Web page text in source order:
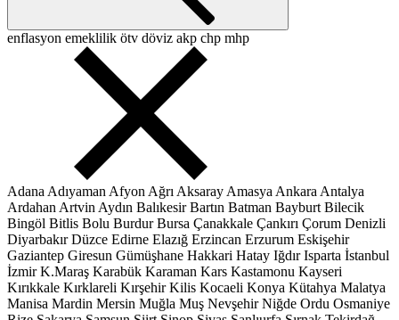
enflasyon emeklilik ötv döviz akp chp mhp
Adana Adıyaman Afyon Ağrı Aksaray Amasya Ankara Antalya
Ardahan Artvin Aydın Balıkesir Bartın Batman Bayburt Bilecik
Bingöl Bitlis Bolu Burdur Bursa Çanakkale Çankırı Çorum Denizli
Diyarbakır Düzce Edirne Elazığ Erzincan Erzurum Eskişehir
Gaziantep Giresun Gümüşhane Hakkari Hatay Iğdır Isparta İstanbul
İzmir K.Maraş Karabük Karaman Kars Kastamonu Kayseri
Kırıkkale Kırklareli Kırşehir Kilis Kocaeli Konya Kütahya Malatya
Manisa Mardin Mersin Muğla Muş Nevşehir Niğde Ordu Osmaniye